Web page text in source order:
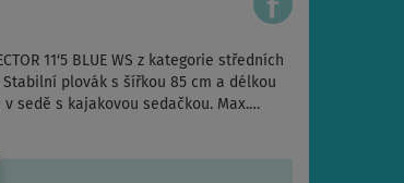
11‘5 BLUE WS z kategorie středních
plovák s šířkou 85 cm a délkou
sedě s kajakovou sedačkou. Max.…